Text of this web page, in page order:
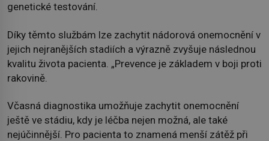
genetické testování.
Díky těmto službám lze zachytit nádorová onemocnění v
jejich nejranějších stadiích a výrazně zvyšuje následnou
kvalitu života pacienta. „Prevence je základem v boji proti
rakovině.
Včasná diagnostika umožňuje zachytit onemocnění
ještě ve stádiu, kdy je léčba nejen možná, ale také
nejúčinnější. Pro pacienta to znamená menší zátěž při